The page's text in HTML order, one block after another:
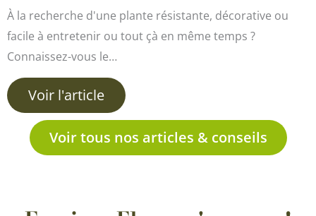
À la recherche d'une plante résistante, décorative ou
facile à entretenir ou tout çà en même temps ?
Connaissez-vous le…
Voir l'article
Voir tous nos articles & conseils